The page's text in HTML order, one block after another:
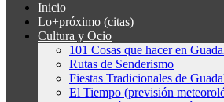
Inicio
Lo+próximo (citas)
Cultura y Ocio
101 Cosas que hacer en
Rutas de Senderismo
Fiestas Tradicionales de
El Tiempo (previsión